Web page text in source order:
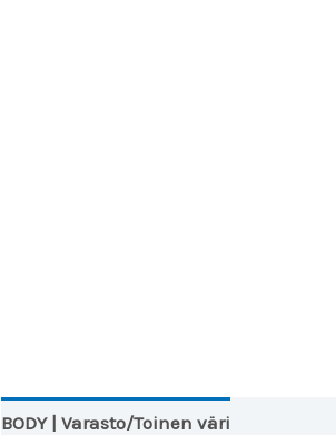
BODY | Varasto/Toinen väri